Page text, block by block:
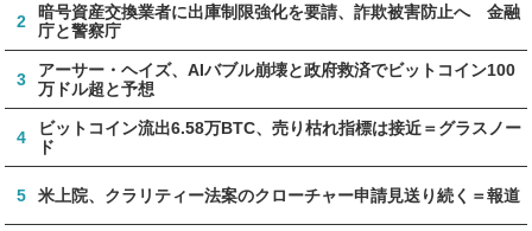
2
暗号資産交換業者に出庫制限強化を要請、詐欺被害防止へ 金融
庁と警察庁
3
アーサー・ヘイズ、AIバブル崩壊と政府救済でビットコイン100
万ドル超と予想
4
ビットコイン流出6.58万BTC、売り枯れ指標は接近＝グラスノー
ド
5 米上院、クラリティー法案のクローチャー申請見送り続く＝報道